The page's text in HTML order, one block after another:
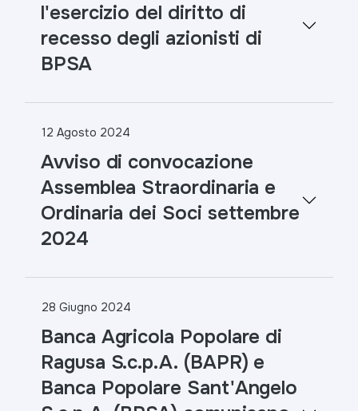
l'esercizio del diritto di
recesso degli azionisti di
BPSA
12 Agosto 2024
Avviso di convocazione
Assemblea Straordinaria e
Ordinaria dei Soci settembre
2024
28 Giugno 2024
Banca Agricola Popolare di
Ragusa S.c.p.A. (BAPR) e
Banca Popolare Sant'Angelo